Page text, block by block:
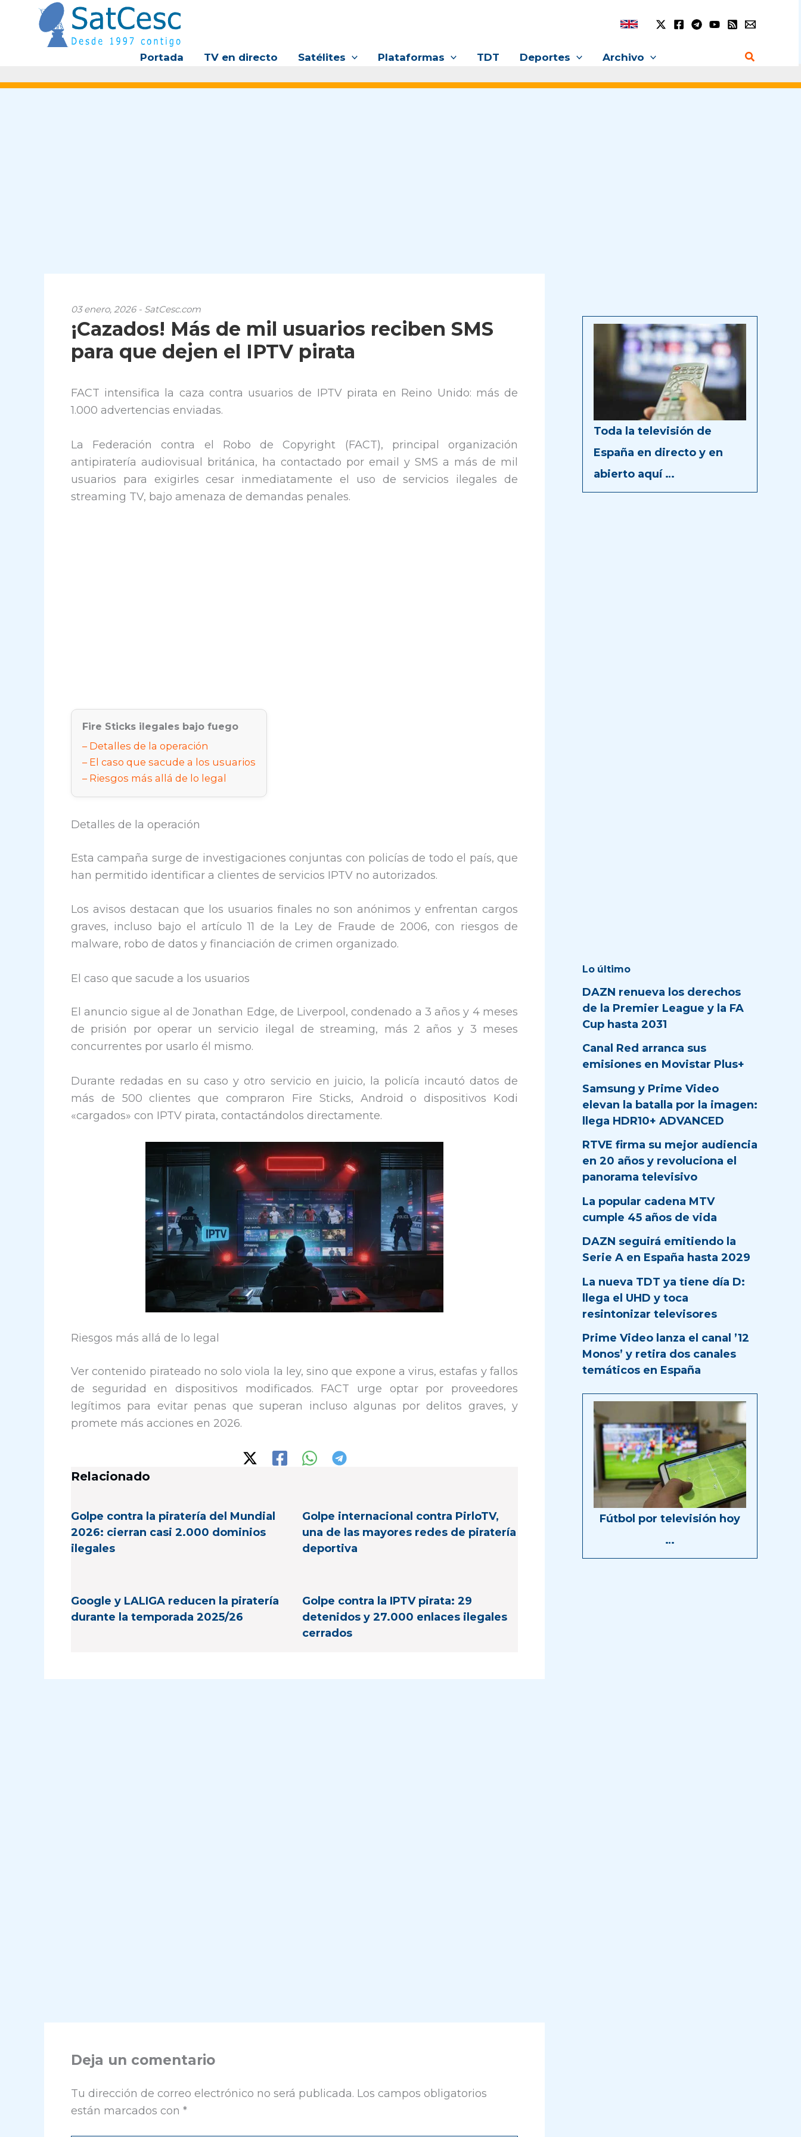
contenido
Portada TV en directo Satélites Plataformas TDT Deportes Archivo Buscar
03 enero, 2026 - SatCesc.com
¡Cazados! Más de mil usuarios reciben SMS
para que dejen el IPTV pirata
FACT intensifica la caza contra usuarios de IPTV pirata en Reino Unido: más de
1.000 advertencias enviadas.
La Federación contra el Robo de Copyright (FACT), principal organización
antipiratería audiovisual británica, ha contactado por email y SMS a más de mil
usuarios para exigirles cesar inmediatamente el uso de servicios ilegales de
streaming TV, bajo amenaza de demandas penales.
Fire Sticks ilegales bajo fuego
Detalles de la operación
​El caso que sacude a los usuarios
​Riesgos más allá de lo legal
Detalles de la operación
Esta campaña surge de investigaciones conjuntas con policías de todo el país, que
han permitido identificar a clientes de servicios IPTV no autorizados.
Los avisos destacan que los usuarios finales no son anónimos y enfrentan cargos
graves, incluso bajo el artículo 11 de la Ley de Fraude de 2006, con riesgos de
malware, robo de datos y financiación de crimen organizado.
​El caso que sacude a los usuarios
El anuncio sigue al de Jonathan Edge, de Liverpool, condenado a 3 años y 4 meses
de prisión por operar un servicio ilegal de streaming, más 2 años y 3 meses
concurrentes por usarlo él mismo.
Durante redadas en su caso y otro servicio en juicio, la policía incautó datos de
más de 500 clientes que compraron Fire Sticks, Android o dispositivos Kodi
«cargados» con IPTV pirata, contactándolos directamente.
​Riesgos más allá de lo legal
Ver contenido pirateado no solo viola la ley, sino que expone a virus, estafas y fallos
de seguridad en dispositivos modificados. FACT urge optar por proveedores
legítimos para evitar penas que superan incluso algunas por delitos graves, y
promete más acciones en 2026.
Relacionado
Golpe contra la piratería del Mundial
2026: cierran casi 2.000 dominios
ilegales
Golpe internacional contra PirloTV,
una de las mayores redes de piratería
deportiva
Google y LALIGA reducen la piratería
durante la temporada 2025/26
Golpe contra la IPTV pirata: 29
detenidos y 27.000 enlaces ilegales
cerrados
Deja un comentario
Tu dirección de correo electrónico no será publicada. Los campos obligatorios
están marcados con *
Toda la televisión de
España en directo y en
abierto aquí …
Lo último
DAZN renueva los derechos
de la Premier League y la FA
Cup hasta 2031
Canal Red arranca sus
emisiones en Movistar Plus+
Samsung y Prime Video
elevan la batalla por la imagen:
llega HDR10+ ADVANCED
RTVE firma su mejor audiencia
en 20 años y revoluciona el
panorama televisivo
La popular cadena MTV
cumple 45 años de vida
DAZN seguirá emitiendo la
Serie A en España hasta 2029
La nueva TDT ya tiene día D:
llega el UHD y toca
resintonizar televisores
Prime Video lanza el canal ’12
Monos’ y retira dos canales
temáticos en España
Fútbol por televisión hoy
…